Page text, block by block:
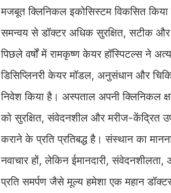
मजबूत क्लिनिकल इकोसिस्टम विकसित
समन्वय से डॉक्टर अधिक सुरक्षित, सटीक
पिछले वर्षों में रामकृष्ण केयर हॉस्पिटल्स ने
डिसिप्लिनरी केयर मॉडल, अनुसंधान और
निवेश किया है। अस्पताल अपनी क्लिनिकल
को सुरक्षित, संवेदनशील और मरीज-केंद्रित
कराने के प्रति प्रतिबद्ध है। संस्थान का
नवाचार हों, लेकिन ईमानदारी,
प्रति समर्पण जैसे मूल्य हमेशा एक महान